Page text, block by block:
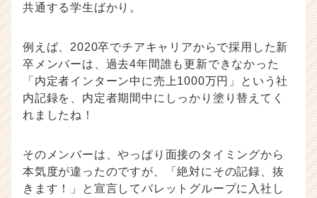
共通する学生ばかり。
例えば、2020卒でチアキャリアからで採用した新
卒メンバーは、過去4年間誰も更新できなかった
「内定者インターン中に売上1000万円」という社
内記録を、内定者期間中にしっかり塗り替えてく
れましたね！
そのメンバーは、やっぱり面接のタイミングから
本気度が違ったのですが、「絶対にその記録、抜
きます！」と宣言してバレットグループに入社し